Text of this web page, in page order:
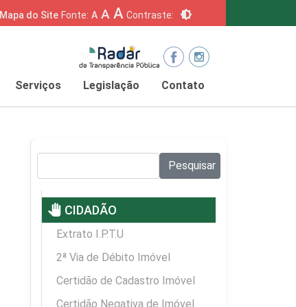
Mapa do Site Fonte: A A A Contraste: brightness_6
Serviços Legislação Contato
Pesquisar
pan_tool CIDADÃO
Extrato I.P.T.U
2ª Via de Débito Imóvel
Certidão de Cadastro Imóvel
Certidão Negativa de Imóvel